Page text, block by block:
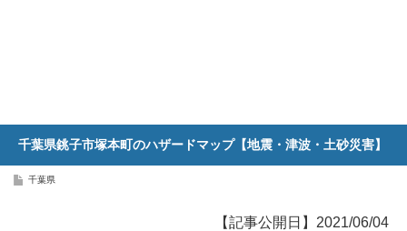
千葉県銚子市塚本町のハザードマップ【地震・津波・土砂災害】
千葉県
【記事公開日】2021/06/04